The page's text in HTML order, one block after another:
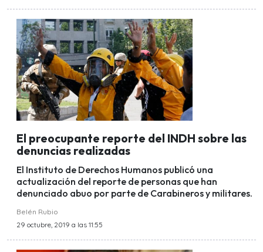
El preocupante reporte del INDH sobre las
denuncias realizadas
El Instituto de Derechos Humanos publicó una
actualización del reporte de personas que han
denunciado abuo por parte de Carabineros y militares.
Belén Rubio
29 octubre, 2019 a las 11:55